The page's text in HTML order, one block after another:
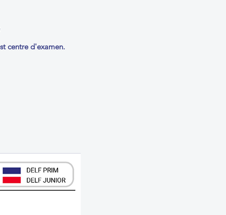
centre d'examen.